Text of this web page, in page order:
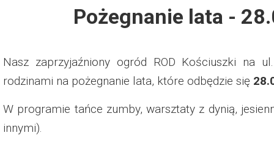
Dzień Działkowca 2014
Dzień Działkowca 2015
Dzień Działkowca 2019
Dzień Działkowca 2022
Pożegnanie lata -
Nasz zaprzyjaźniony ogród ROD Kościuszki na
rodzinami na pożegnanie lata, które odbędzie się
W programie tańce zumby, warsztaty z dynią,
innymi).